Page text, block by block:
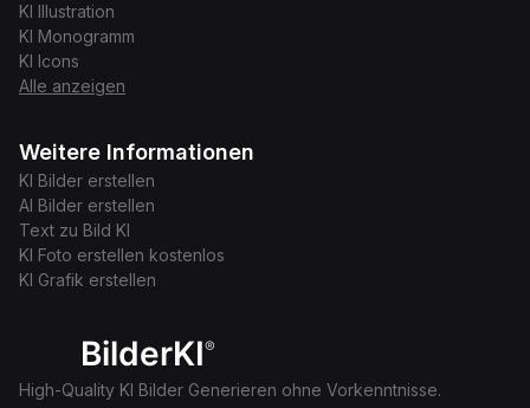
KI
Illustration
KI Monogramm
KI
Icons
Alle anzeigen
Weitere Informationen
KI Bilder erstellen
AI Bilder erstellen
Text zu Bild KI
KI Foto erstellen kostenlos
KI Grafik erstellen
BilderKI®
High-Quality KI Bilder Generieren ohne Vorkenntnisse.